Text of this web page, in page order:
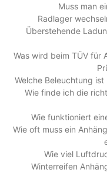
Muss man
Radlager
Überstehende
Was wird beim TÜV für
Welche Beleuchtung
Wie finde ich die
Wie funktioniert
Wie oft muss ein
Wie viel
Winterreifen